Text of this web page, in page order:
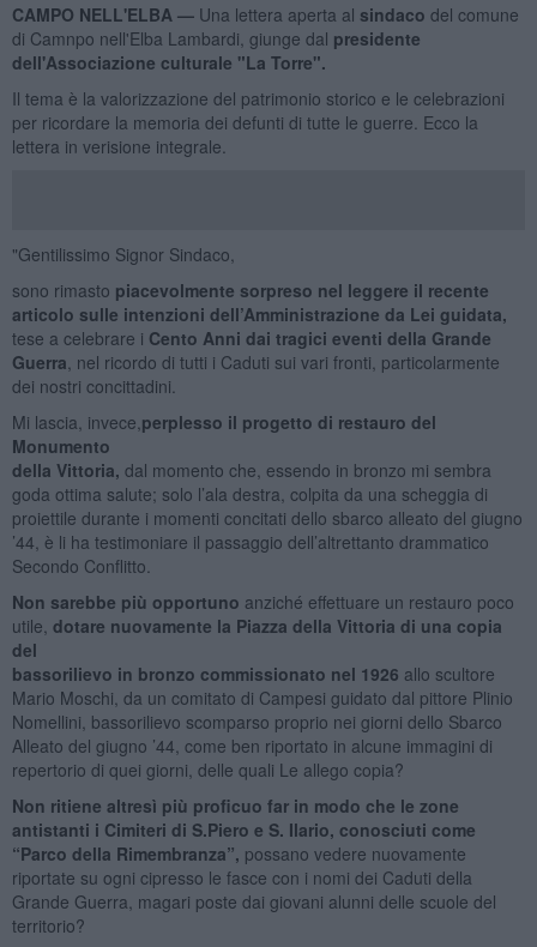
CAMPO NELL'ELBA — Una lettera aperta al sindaco del comune
di Camnpo nell'Elba Lambardi, giunge dal presidente
dell'Associazione culturale "La Torre".
Il tema è la valorizzazione del patrimonio storico e le celebrazioni
per ricordare la memoria dei defunti di tutte le guerre. Ecco la
lettera in verisione integrale.
"Gentilissimo Signor Sindaco,
sono rimasto piacevolmente sorpreso nel leggere il recente
articolo sulle intenzioni dell’Amministrazione da Lei guidata,
tese a celebrare i Cento Anni dai tragici eventi della Grande
Guerra , nel ricordo di tutti i Caduti sui vari fronti, particolarmente
dei nostri concittadini.
Mi lascia, invece, perplesso il progetto di restauro del
Monumento
della Vittoria, dal momento che, essendo in bronzo mi sembra
goda ottima salute; solo l’ala destra, colpita da una scheggia di
proiettile durante i momenti concitati dello sbarco alleato del giugno
’44, è li ha testimoniare il passaggio dell’altrettanto drammatico
Secondo Conflitto.
Non sarebbe più opportuno anziché effettuare un restauro poco
utile, dotare nuovamente la Piazza della Vittoria di una copia
del
bassorilievo in bronzo commissionato nel 1926 allo scultore
Mario Moschi, da un comitato di Campesi guidato dal pittore Plinio
Nomellini, bassorilievo scomparso proprio nei giorni dello Sbarco
Alleato del giugno ’44, come ben riportato in alcune immagini di
repertorio di quei giorni, delle quali Le allego copia?
Non ritiene altresì più proficuo far in modo che le zone
antistanti i Cimiteri di S.Piero e S. Ilario, conosciuti come
“Parco della Rimembranza”, possano vedere nuovamente
riportate su ogni cipresso le fasce con i nomi dei Caduti della
Grande Guerra, magari poste dai giovani alunni delle scuole del
territorio?